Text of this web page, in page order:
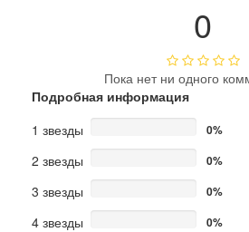
0
Пока нет ни одного
Подробная информация
1 звезды
0%
2 звезды 0%
3 звезды 0%
4 звезды 0%